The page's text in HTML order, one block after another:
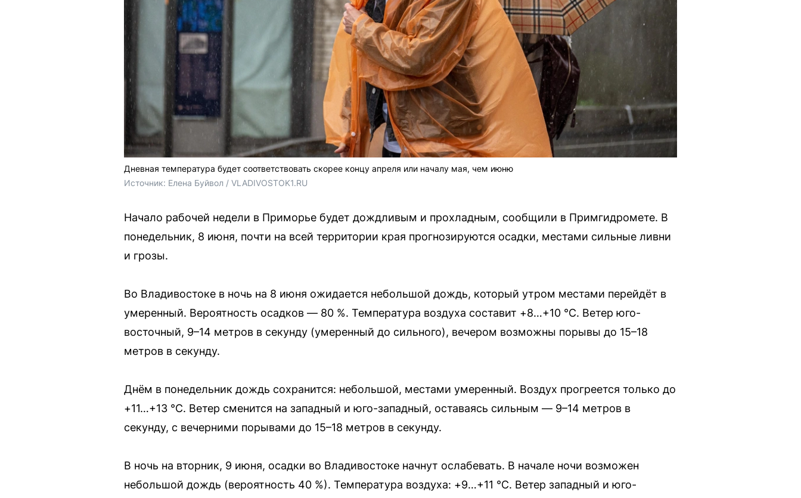
Дневная температура будет соответствовать скорее концу апреля или началу мая, чем июню
Источник: Елена Буйвол / VLADIVOSTOK1.RU
Начало рабочей недели в Приморье будет дождливым и прохладным, сообщили в Примгидромете. В
понедельник, 8 июня, почти на всей территории края прогнозируются осадки, местами сильные ливни
и грозы.
Во Владивостоке в ночь на 8 июня ожидается небольшой дождь, который утром местами перейдёт в
умеренный. Вероятность осадков — 80 %. Температура воздуха составит +8…+10 °C. Ветер юго-
восточный, 9–14 метров в секунду (умеренный до сильного), вечером возможны порывы до 15–18
метров в секунду.
Днём в понедельник дождь сохранится: небольшой, местами умеренный. Воздух прогреется только до
+11…+13 °C. Ветер сменится на западный и юго-западный, оставаясь сильным — 9–14 метров в
секунду, с вечерними порывами до 15–18 метров в секунду.
В ночь на вторник, 9 июня, осадки во Владивостоке начнут ослабевать. В начале ночи возможен
небольшой дождь (вероятность 40 %). Температура воздуха: +9…+11 °C. Ветер западный и юго-